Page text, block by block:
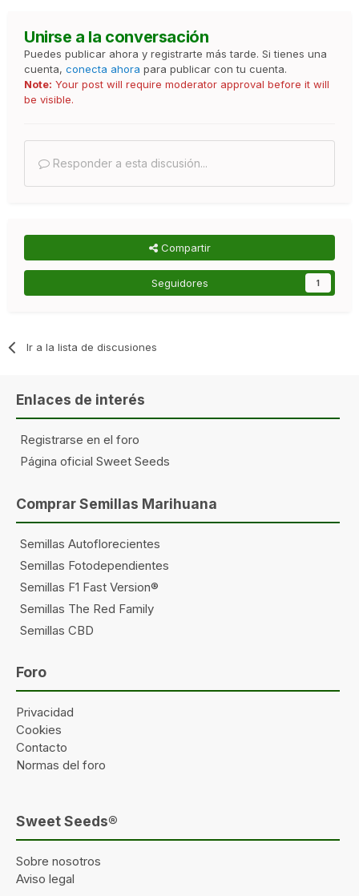
Unirse a la conversación
Puedes publicar ahora y registrarte más tarde. Si tienes una
cuenta, conecta ahora para publicar con tu cuenta.
Note: Your post will require moderator approval before it will
be visible.
Responder a esta discusión...
Compartir
Seguidores 1
Ir a la lista de discusiones
Enlaces de interés
Registrarse en el foro
Página oficial Sweet Seeds
Comprar Semillas Marihuana
Semillas Autoflorecientes
Semillas Fotodependientes
Semillas F1 Fast Version®
Semillas The Red Family
Semillas CBD
Foro
Privacidad
Cookies
Contacto
Normas del foro
Sweet Seeds®
Sobre nosotros
Aviso legal